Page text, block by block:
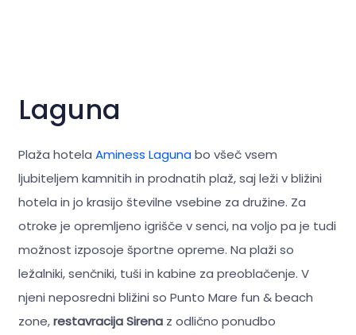
Laguna
Plaža hotela Aminess Lagunabo všeč vsem
ljubiteljem kamnitih in prodnatih plaž, saj leži v bližini
hotela in jo krasijo številne vsebine za družine. Za
otroke je opremljeno igrišče v senci, na voljo pa je tudi
možnost izposoje športne opreme. Na plaži so
ležalniki, senčniki, tuši in kabine za preoblačenje. V
njeni neposredni bližini so Punto Mare fun & beach
zone,restavracija Sirenaz odlično ponudbo